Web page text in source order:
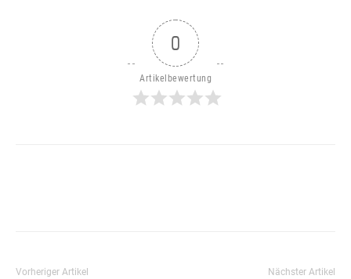
0
Artikelbewertung
Vorheriger Artikel Nächster Artikel